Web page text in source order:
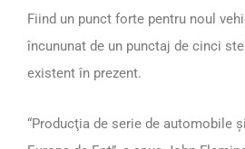
Fiind un punct forte pentru noul
încununat de un punctaj de cinci
existent în prezent.
“Producţia de serie de automobile